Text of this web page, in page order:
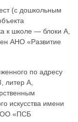
(с дошкольным
к школе — блоки А,
АНО «Развитие
по адресу
литер А,
искусства имени
«ПСБ